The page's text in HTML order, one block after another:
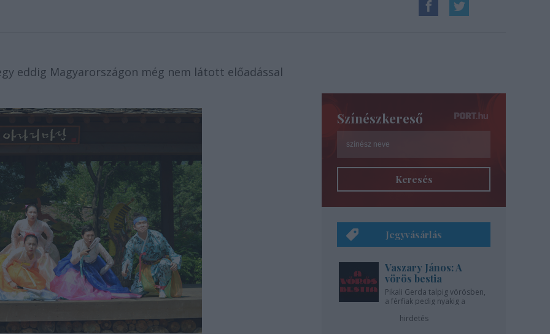
eddig Magyarországon még nem látott előadással
Színészkereső
Keresés
Jegyvásárlás
Vaszary János: A
vörös bestia
Pikali Gerda talpig vörösben,
a férfiak pedig nyakig a
hirdetés